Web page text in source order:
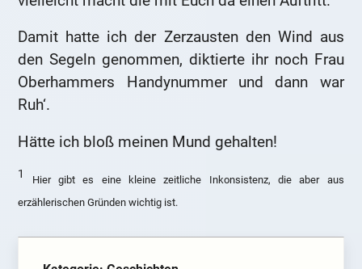
Damit hatte ich der Zerzausten den Wind aus
den Segeln genommen, diktierte ihr noch Frau
Oberhammers Handynummer und dann war
Ruh‘.
Hätte ich bloß meinen Mund gehalten!
1
Hier gibt es eine kleine zeitliche Inkonsistenz, die aber aus
erzählerischen Gründen wichtig ist.